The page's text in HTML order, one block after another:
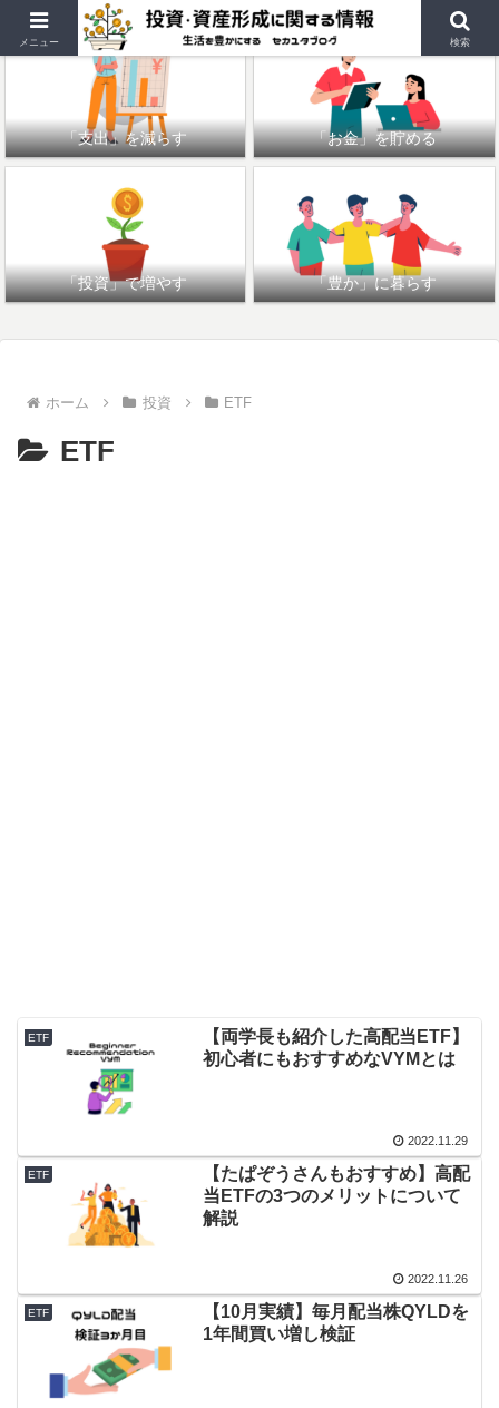
「支出」を減らす 「お金」を貯める
「投資」で増やす 「豊か」に暮らす
ホーム 投資 ETF
ETF
ETF
【両学長も紹介した高配当ETF】
初心者にもおすすめなVYMとは
2022.11.29
ETF
【たぱぞうさんもおすすめ】高配
当ETFの3つのメリットについて
解説
2022.11.26
ETF
【10月実績】毎月配当株QYLDを
1年間買い増し検証
メニュー 検索